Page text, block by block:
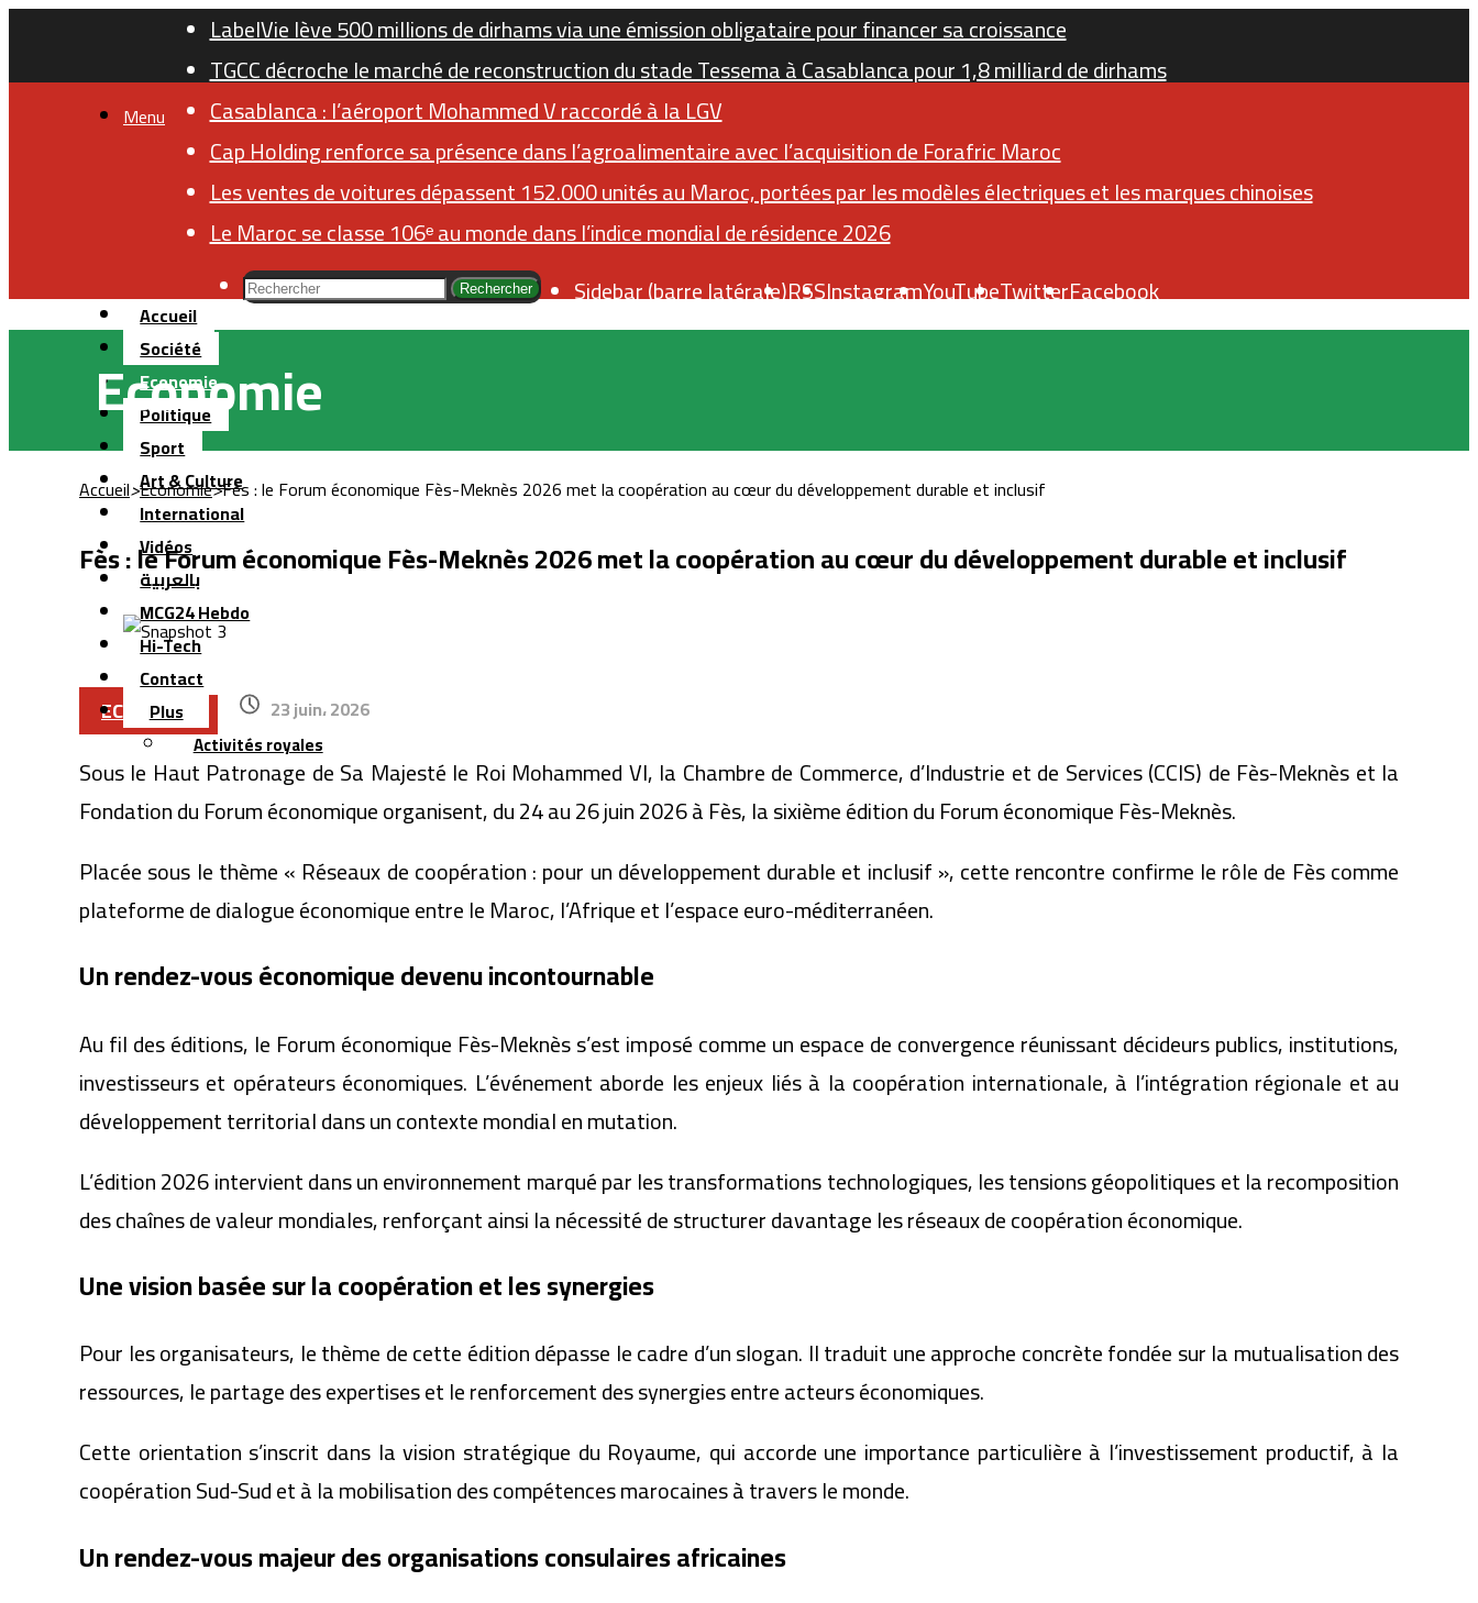
LabelVie lève 500 millions de dirhams via une émission obligataire pour financer sa croissance
TGCC décroche le marché de reconstruction du stade Tessema à Casablanca pour 1,8 milliard de dirhams
Casablanca : l’aéroport Mohammed V raccordé à la LGV
Cap Holding renforce sa présence dans l’agroalimentaire avec l’acquisition de Forafric Maroc
Les ventes de voitures dépassent 152.000 unités au Maroc, portées par les modèles électriques et les marques chinoises
Le Maroc se classe 106ᵉ au monde dans l’indice mondial de résidence 2026
Rechercher Sidebar (barre latérale)RSSInstagramYouTubeTwitterFacebook
Menu
Accueil
Société
Economie
Politique
Sport
Art & Culture
International
Vidéos
بالعربية
MCG24 Hebdo
Hi-Tech
Contact
Plus
Activités royales
Economie
Accueil>Economie>Fès : le Forum économique Fès-Meknès 2026 met la coopération au cœur du développement durable et inclusif
Fès : le Forum économique Fès-Meknès 2026 met la coopération au cœur du développement durable et inclusif
ECONOMIE 23 juin، 2026
Sous le Haut Patronage de Sa Majesté le Roi Mohammed VI, la Chambre de Commerce, d’Industrie et de Services (CCIS) de Fès-Meknès et la
Fondation du Forum économique organisent, du 24 au 26 juin 2026 à Fès, la sixième édition du Forum économique Fès-Meknès.
Placée sous le thème « Réseaux de coopération : pour un développement durable et inclusif », cette rencontre confirme le rôle de Fès comme
plateforme de dialogue économique entre le Maroc, l’Afrique et l’espace euro-méditerranéen.
Un rendez-vous économique devenu incontournable
Au fil des éditions, le Forum économique Fès-Meknès s’est imposé comme un espace de convergence réunissant décideurs publics, institutions,
investisseurs et opérateurs économiques. L’événement aborde les enjeux liés à la coopération internationale, à l’intégration régionale et au
développement territorial dans un contexte mondial en mutation.
L’édition 2026 intervient dans un environnement marqué par les transformations technologiques, les tensions géopolitiques et la recomposition
des chaînes de valeur mondiales, renforçant ainsi la nécessité de structurer davantage les réseaux de coopération économique.
Une vision basée sur la coopération et les synergies
Pour les organisateurs, le thème de cette édition dépasse le cadre d’un slogan. Il traduit une approche concrète fondée sur la mutualisation des
ressources, le partage des expertises et le renforcement des synergies entre acteurs économiques.
Cette orientation s’inscrit dans la vision stratégique du Royaume, qui accorde une importance particulière à l’investissement productif, à la
coopération Sud-Sud et à la mobilisation des compétences marocaines à travers le monde.
Un rendez-vous majeur des organisations consulaires africaines